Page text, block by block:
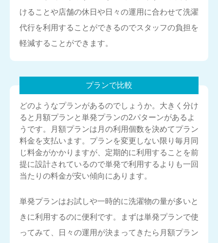
けることや店舗の休日や日々の運用に合わせて洗濯
代行を利用することができるのでスタッフの負担を
軽減することができます。
プランで比較
どのようなプランがあるのでしょうか。大きく分け
ると月額プランと単発プランの2パターンがあるよ
うです。月額プランは月の利用個数を決めてプラン
料金を支払います。プランを変更しない限り毎月同
じ料金がかかりますが、定期的に利用することを前
提に設計されているので単発で利用するよりも一回
当たりの料金が安い傾向にあります。
単発プランはお試しや一時的に洗濯物の量が多いと
きに利用するのに便利です。まずは単発プランで使
ってみて、日々の運用が決まってきたら月額プラン